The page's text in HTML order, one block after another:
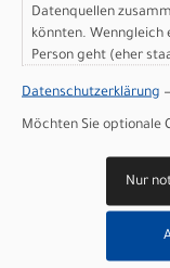
Varianten
4.0
Datenquellen
könnten. Wenngleich
Person geht (eher
sind wie bei uns in der
Datenschutzerklärung
Möchten Sie optionale
Nur